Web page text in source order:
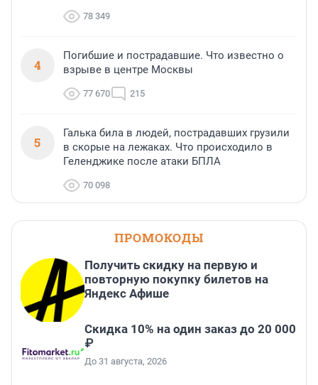
78 349
4
Погибшие и пострадавшие. Что известно о
взрыве в центре Москвы
77 670 215
5
Галька била в людей, пострадавших грузили
в скорые на лежаках. Что происходило в
Геленджике после атаки БПЛА
70 098
ПРОМОКОДЫ
Получить скидку на первую и
повторную покупку билетов на
Яндекс Афише
Скидка 10% на один заказ до 20 000
₽
До 31 августа, 2026